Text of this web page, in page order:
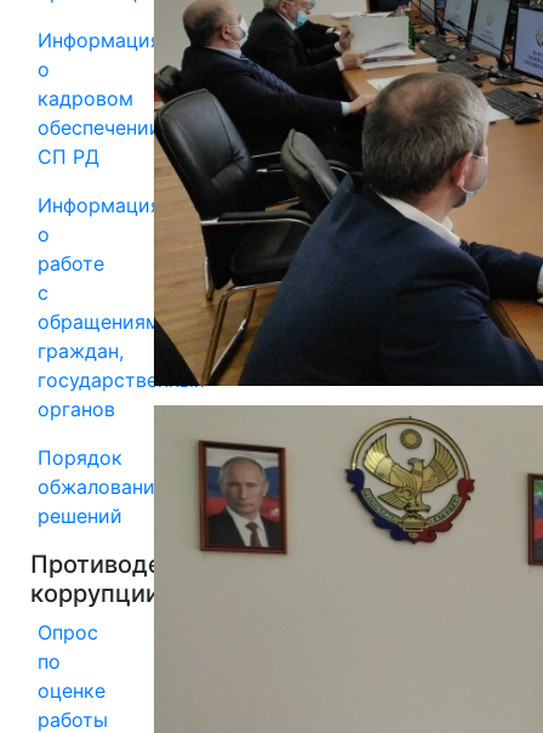
Информация
о
кадровом
обеспечении
СП РД
Информация
о
работе
с
обращениями
граждан,
государственных
органов
Порядок
обжалования
решений
Противодействие
коррупции
Опрос
по
оценке
работы